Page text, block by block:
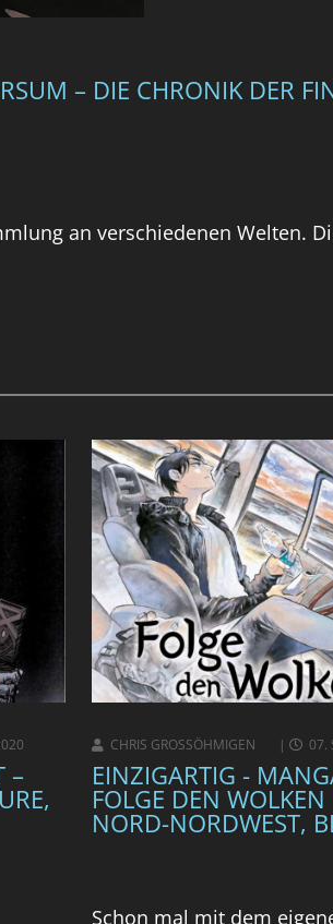
– DIE CHRONIK DER
an verschiedenen Welten.
–
CHRIS GROSSÖHMIGEN 07.
EINZIGARTIG -
FOLGE DEN
NORD-NORDWEST,
Schon mal mit dem